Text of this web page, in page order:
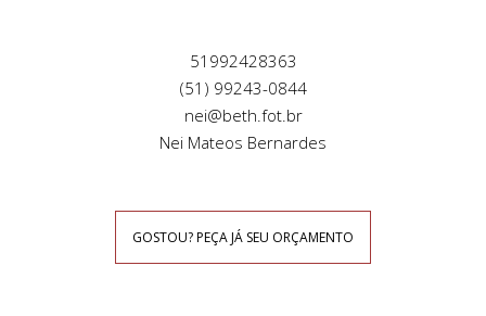
51992428363
(51) 99243-0844
nei@beth.fot.br
Nei Mateos Bernardes
GOSTOU? PEÇA JÁ SEU ORÇAMENTO